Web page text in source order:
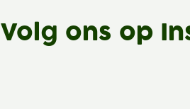
Volg ons op